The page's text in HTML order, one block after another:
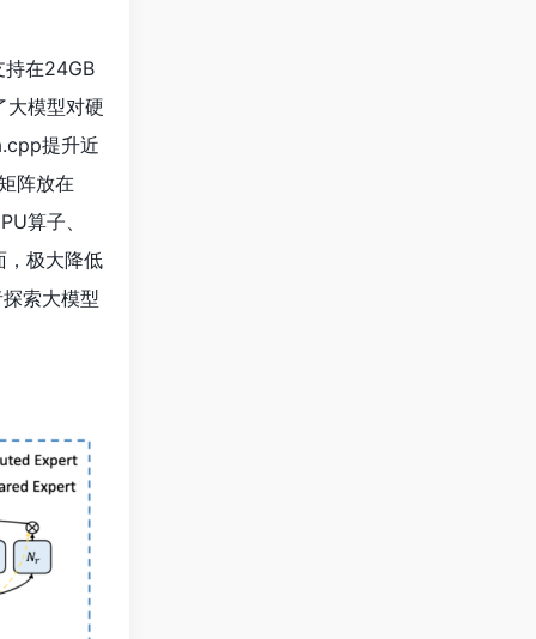
持在24GB
大模型对硬
提升近
阵放在
算子、
，极大降低
索大模型